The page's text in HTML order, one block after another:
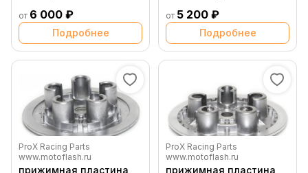
KTM 250 SX F '06 12
от 6 000 ₽
Подробнее
от 5 200 ₽
Подробнее
ProX Racing Parts
www.motoflash.ru
прижимная пластина
ProX Racing Parts
www.motoflash.ru
прижимная пластина